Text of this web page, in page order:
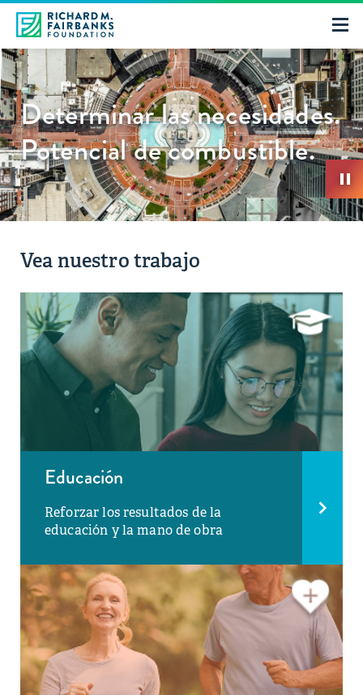
Determinar las necesidades.
Potencial de combustible.
Vea nuestro trabajo
Educación
Reforzar los resultados de la
educación y la mano de obra